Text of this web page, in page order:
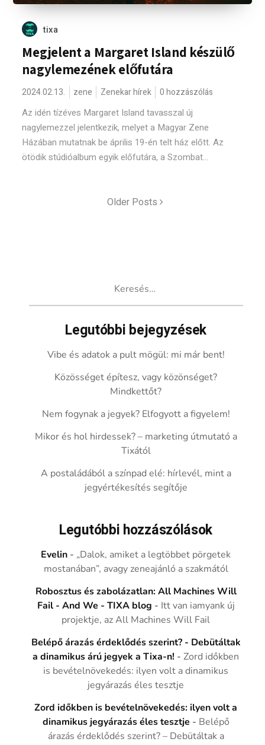
tixa
Megjelent a Margaret Island készülő
nagylemezének előfutára
2024.02.13. zene Zenekar hírek 0 hozzászólás
Az idén tízéves Margaret Island tavasszal új
nagylemezzel jelentkezik, melyet a Magyar Zene
Házában mutatnak be április 19-én telt ház előtt. Az
ötödik stúdióalbum egyik előfutára, a Szombat...
Older Posts
Legutóbbi bejegyzések
Vibe és adatok a pult mögül: mi már bent!
Közösséget építesz, vagy közönséget?
Mindkettőt?
Nem fogynak a jegyek? Elfogyott a figyelem!
Mikor és hol hirdessek? – marketing útmutató a
Tixától
A postaládából a színpad elé: hírlevél, mint a
jegyértékesítés segítője
Legutóbbi hozzászólások
Evelin - „Dalok, amiket a legtöbbet pörgetek
mostanában”, avagy zeneajánló a szakmától
Robosztus és zabolázatlan: All Machines Will
Fail - And We - TIXA blog - Itt van iamyank új
projektje, az All Machines Will Fail
Belépő árazás érdeklődés szerint? - Debütáltak
a dinamikus árú jegyek a Tixa-n! -Zord időkben
is bevételnövekedés: ilyen volt a dinamikus
jegyárazás éles tesztje
Zord időkben is bevételnövekedés: ilyen volt a
dinamikus jegyárazás éles tesztje - Belépő
árazás érdeklődés szerint? – Debütáltak a